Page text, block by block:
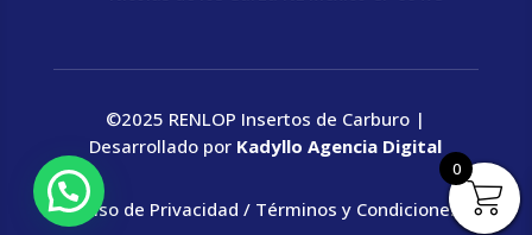
©2025 RENLOP Insertos de Carburo |
Desarrollado por Kadyllo Agencia Digital
Aviso de Privacidad / Términos y Condiciones
0